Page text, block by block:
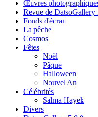
Œuvres
Revue de DatsoGallery
Fonds d'écran
La pêche
Cosmos
Fêtes
Noël
Pâque
Halloween
Nouvel An
Célébrités
Salma Hayek
Divers